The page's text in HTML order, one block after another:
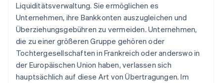
Liquiditätsverwaltung. Sie ermöglichen es
Unternehmen, ihre Bankkonten auszugleichen und
Überziehungsgebühren zu vermeiden. Unternehmen,
die zu einer größeren Gruppe gehören oder
Tochtergesellschaften in Frankreich oder anderswo in
der Europäischen Union haben, verlassen sich
hauptsächlich auf diese Art von Übertragungen. Im